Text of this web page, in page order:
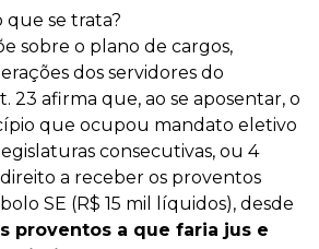
que se trata?
sobre o plano de cargos,
dos servidores do
23 afirma que, ao se aposentar, o
que ocupou mandato eletivo
consecutivas, ou 4
a receber os proventos
SE (R$ 15 mil líquidos), desde
proventos a que faria jus e